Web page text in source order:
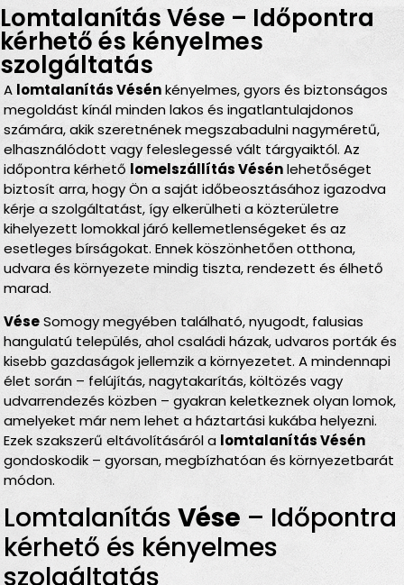
Lomtalanítás Vése – Időpontra
kérhető és kényelmes
szolgáltatás
A lomtalanítás Vésénkényelmes, gyors és biztonságos
megoldást kínál minden lakos és ingatlantulajdonos
számára, akik szeretnének megszabadulni nagyméretű,
elhasználódott vagy feleslegessé vált tárgyaiktól. Az
időpontra kérhető lomelszállítás Vésénlehetőséget
biztosít arra, hogy Ön a saját időbeosztásához igazodva
kérje a szolgáltatást, így elkerülheti a közterületre
kihelyezett lomokkal járó kellemetlenségeket és az
esetleges bírságokat. Ennek köszönhetően otthona,
udvara és környezete mindig tiszta, rendezett és élhető
marad.
VéseSomogy megyében található, nyugodt, falusias
hangulatú település, ahol családi házak, udvaros porták és
kisebb gazdaságok jellemzik a környezetet. A mindennapi
élet során – felújítás, nagytakarítás, költözés vagy
udvarrendezés közben – gyakran keletkeznek olyan lomok,
amelyeket már nem lehet a háztartási kukába helyezni.
Ezek szakszerű eltávolításáról a lomtalanítás Vésén
gondoskodik – gyorsan, megbízhatóan és környezetbarát
módon.
LomtalanításVése – Időpontra
kérhető és kényelmes
szolgáltatás